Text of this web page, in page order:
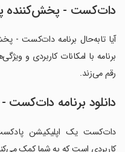
‏‏‏دات‌کست - پخش‌کننده
آیا تابه‌حال برنامه ‏‏‏دات‌کست -
برنامه با امکانات کاربردی و
رقم می‌زند.
دانلود برنامه
کاربردی است که به شما کمک